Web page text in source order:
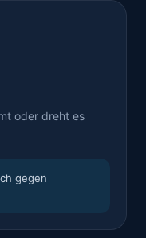
oder dreht es
gegen